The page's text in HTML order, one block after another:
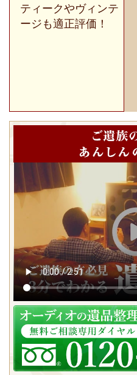
ティークやヴィンテ
ージも適正評価！